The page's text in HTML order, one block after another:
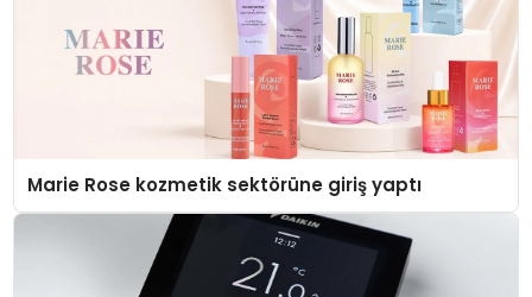
Marie Rose kozmetik sektörüne giriş yaptı